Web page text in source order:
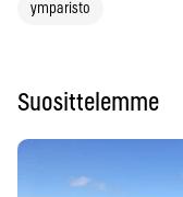
ymparisto
Suosittelemme